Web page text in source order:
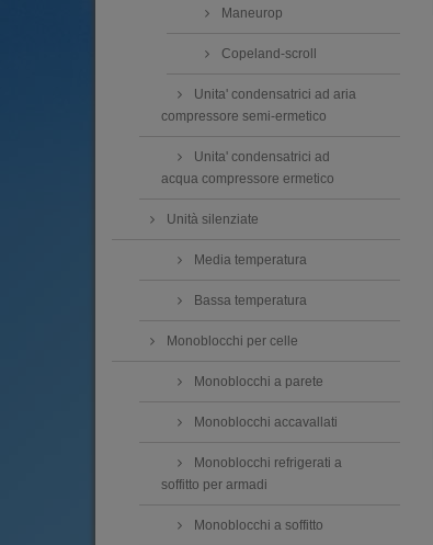
Maneurop
Copeland-scroll
Unita' condensatrici ad aria
compressore semi-ermetico
Unita' condensatrici ad
acqua compressore ermetico
Unità silenziate
Media temperatura
Bassa temperatura
Monoblocchi per celle
Monoblocchi a parete
Monoblocchi accavallati
Monoblocchi refrigerati a
soffitto per armadi
Monoblocchi a soffitto